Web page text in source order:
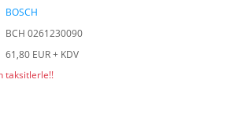
BOSCH
BCH 0261230090
61,80 EUR + KDV
taksitlerle!!